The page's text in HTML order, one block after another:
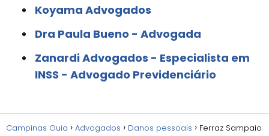
Koyama Advogados
Dra Paula Bueno - Advogada
Zanardi Advogados - Especialista em
INSS - Advogado Previdenciário
Campinas Guia Advogados Danos pessoais
Ferraz Sampaio